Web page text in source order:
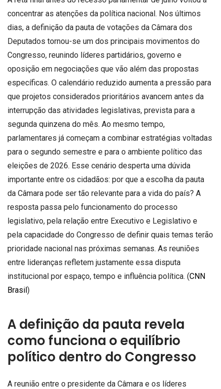
concentrar as atenções da política nacional. Nos últimos
dias, a definição da pauta de votações da Câmara dos
Deputados tornou-se um dos principais movimentos do
Congresso, reunindo líderes partidários, governo e
oposição em negociações que vão além das propostas
específicas. O calendário reduzido aumenta a pressão para
que projetos considerados prioritários avancem antes da
interrupção das atividades legislativas, prevista para a
segunda quinzena do mês. Ao mesmo tempo,
parlamentares já começam a combinar estratégias voltadas
para o segundo semestre e para o ambiente político das
eleições de 2026. Esse cenário desperta uma dúvida
importante entre os cidadãos: por que a escolha da pauta
da Câmara pode ser tão relevante para a vida do país? A
resposta passa pelo funcionamento do processo
legislativo, pela relação entre Executivo e Legislativo e
pela capacidade do Congresso de definir quais temas terão
prioridade nacional nas próximas semanas. As reuniões
entre lideranças refletem justamente essa disputa
institucional por espaço, tempo e influência política. (CNN
Brasil )
A definição da pauta revela
como funciona o equilíbrio
político dentro do Congresso
A reunião entre o presidente da Câmara e os líderes